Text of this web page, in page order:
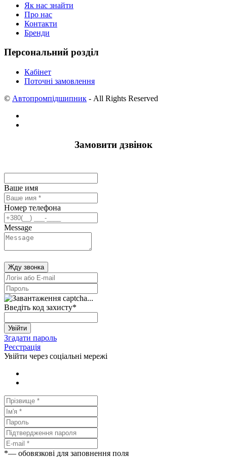
Як нас знайти
Про нас
Контакти
Бренди
Персональний розділ
Кабінет
Поточні замовлення
© Автопромпідшипник - All Rights Reserved
Замовити дзвінок
Ваше имя
Номер телефона
Message
Жду звонка
Введіть код захисту*
Увійти
Згадати пароль
Реєстрація
Увійти через соціальні мережі
*— обовязкові для заповнення поля